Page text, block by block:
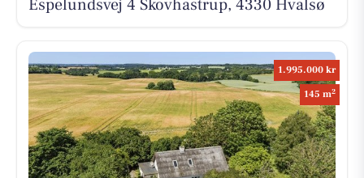
Espelundsvej 4 Skovhastrup, 4330 Hvalsø
1.995.000 kr
145 m2